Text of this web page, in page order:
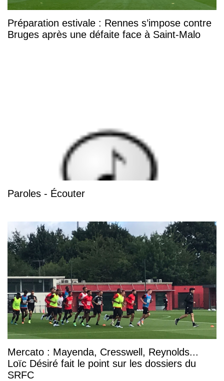
Préparation estivale : Rennes s’impose contre
Bruges après une défaite face à Saint-Malo
Paroles - Écouter
Mercato : Mayenda, Cresswell, Reynolds...
Loïc Désiré fait le point sur les dossiers du
SRFC